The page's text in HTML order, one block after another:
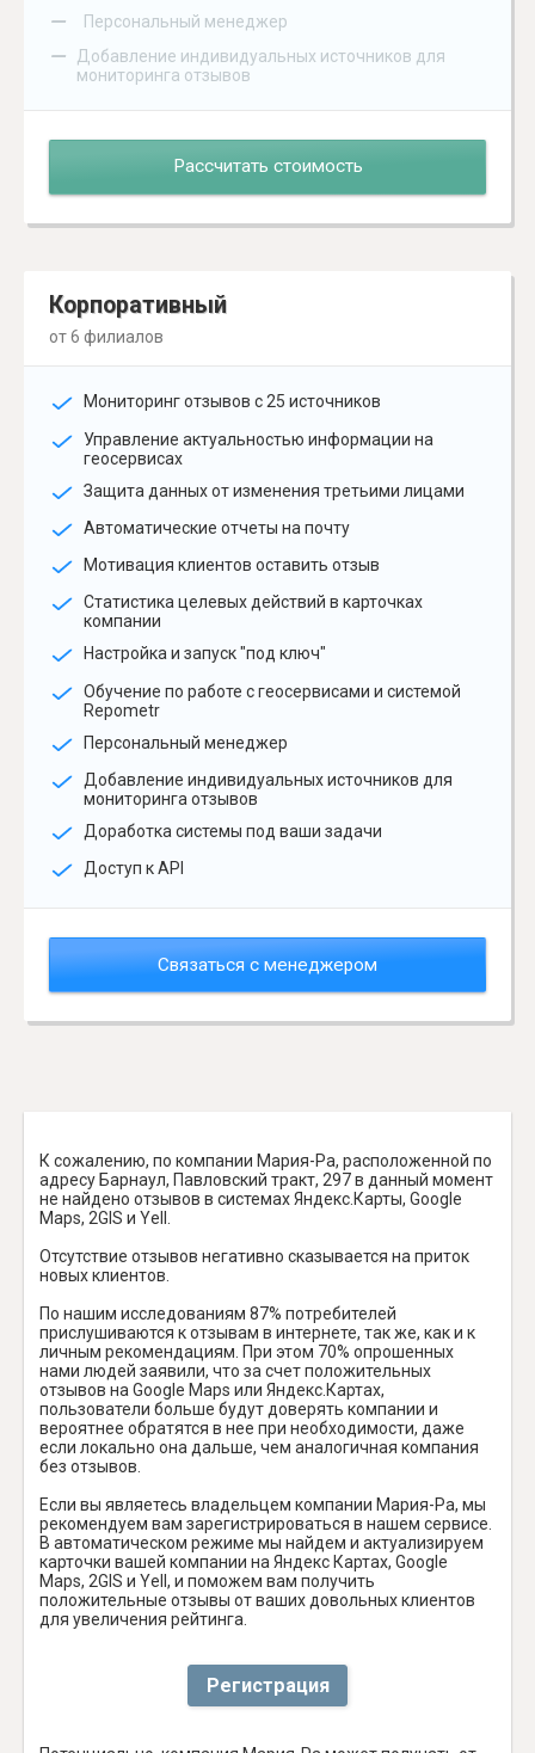
– Персональный менеджер
–
Добавление индивидуальных источников для
мониторинга отзывов
Рассчитать стоимость
Корпоративный
от 6 филиалов
Мониторинг отзывов с 25 источников
Управление актуальностью информации на
геосервисах
Защита данных от изменения третьими лицами
Автоматические отчеты на почту
Мотивация клиентов оставить отзыв
Статистика целевых действий в карточках
компании
Настройка и запуск "под ключ"
Обучение по работе с геосервисами и системой
Repometr
Персональный менеджер
Добавление индивидуальных источников для
мониторинга отзывов
Доработка системы под ваши задачи
Доступ к API
Связаться с менеджером
К сожалению, по компании Мария-Ра, расположенной по
адресу Барнаул, Павловский тракт, 297 в данный момент
не найдено отзывов в системах Яндекс.Карты, Google
Maps, 2GIS и Yell.
Отсутствие отзывов негативно сказывается на приток
новых клиентов.
По нашим исследованиям 87% потребителей
прислушиваются к отзывам в интернете, так же, как и к
личным рекомендациям. При этом 70% опрошенных
нами людей заявили, что за счет положительных
отзывов на Google Maps или Яндекс.Картах,
пользователи больше будут доверять компании и
вероятнее обратятся в нее при необходимости, даже
если локально она дальше, чем аналогичная компания
без отзывов.
Если вы являетесь владельцем компании Мария-Ра, мы
рекомендуем вам зарегистрироваться в нашем сервисе.
В автоматическом режиме мы найдем и актуализируем
карточки вашей компании на Яндекс Картах, Google
Maps, 2GIS и Yell, и поможем вам получить
положительные отзывы от ваших довольных клиентов
для увеличения рейтинга.
Регистрация